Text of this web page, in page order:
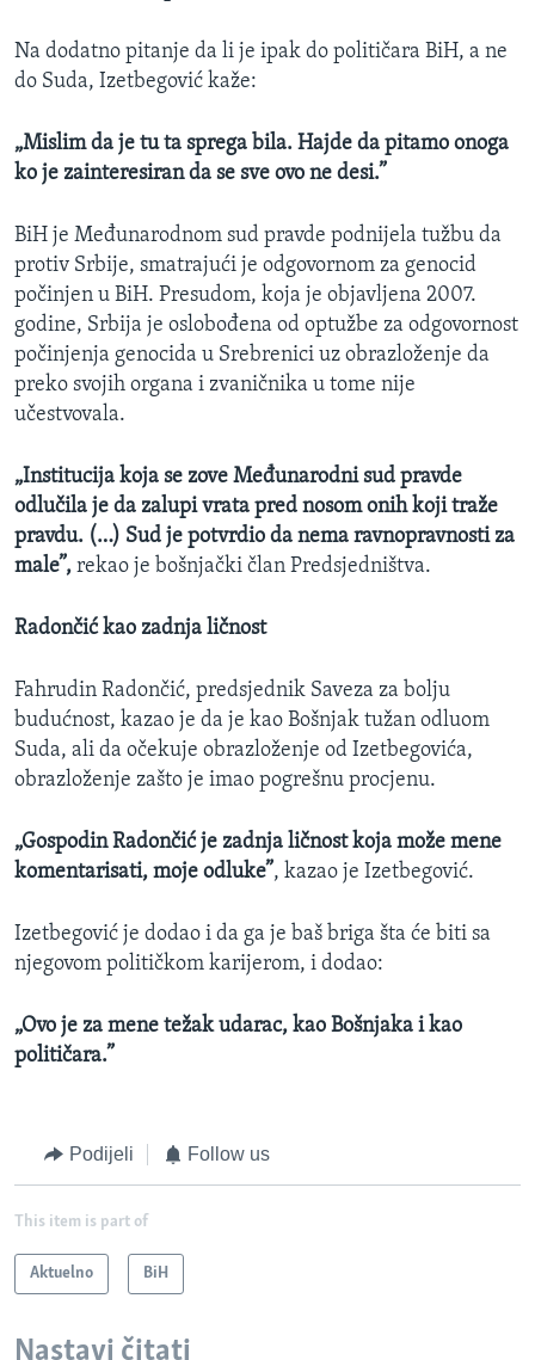
Na dodatno pitanje da li je ipak do političara BiH, a ne
do Suda, Izetbegović kaže:
„Mislim da je tu ta sprega bila. Hajde da pitamo onoga
ko je zainteresiran da se sve ovo ne desi.”
BiH je Međunarodnom sud pravde podnijela tužbu da
protiv Srbije, smatrajući je odgovornom za genocid
počinjen u BiH. Presudom, koja je objavljena 2007.
godine, Srbija je oslobođena od optužbe za odgovornost
počinjenja genocida u Srebrenici uz obrazloženje da
preko svojih organa i zvaničnika u tome nije
učestvovala.
„Institucija koja se zove Međunarodni sud pravde
odlučila je da zalupi vrata pred nosom onih koji traže
pravdu. (…) Sud je potvrdio da nema ravnopravnosti za
male”, rekao je bošnjački član Predsjedništva.
Radončić kao zadnja ličnost
Fahrudin Radončić, predsjednik Saveza za bolju
budućnost, kazao je da je kao Bošnjak tužan odluom
Suda, ali da očekuje obrazloženje od Izetbegovića,
obrazloženje zašto je imao pogrešnu procjenu.
„Gospodin Radončić je zadnja ličnost koja može mene
komentarisati, moje odluke”, kazao je Izetbegović.
Izetbegović je dodao i da ga je baš briga šta će biti sa
njegovom političkom karijerom, i dodao:
„Ovo je za mene težak udarac, kao Bošnjaka i kao
političara.”
Podijeli Follow us
This item is part of
Aktuelno BiH
Nastavi čitati